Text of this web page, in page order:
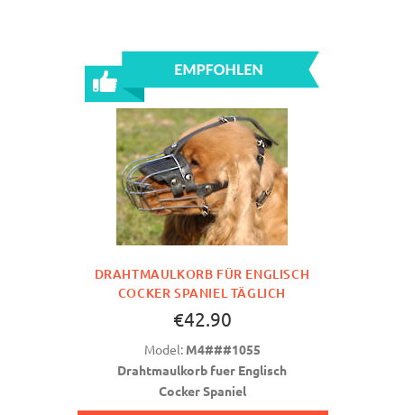
DRAHTMAULKORB FÜR ENGLISCH
COCKER SPANIEL TÄGLICH
€42.90
Model: M4###1055
Drahtmaulkorb fuer Englisch
Cocker Spaniel